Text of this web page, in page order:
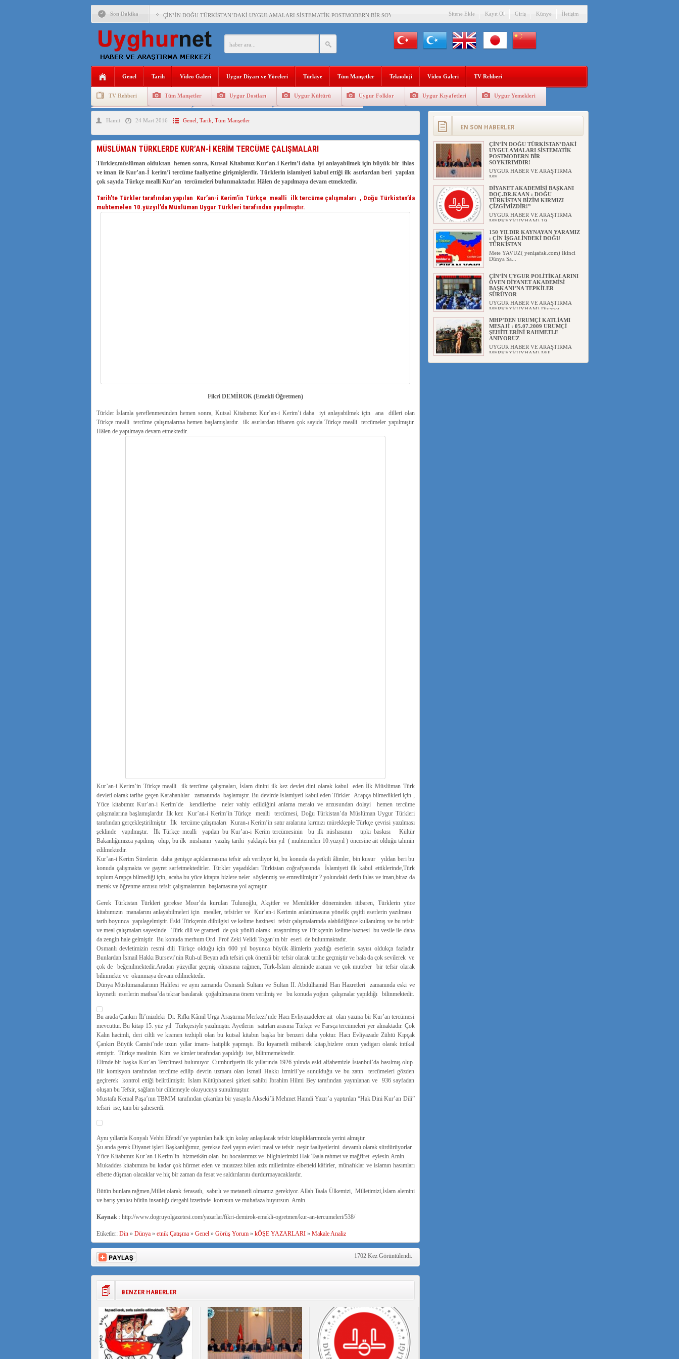
Son Dakika ÇİN’İN DOĞU TÜRKİSTAN’DAKİ UYGULAMALARI SİSTEMATİK POSTMODERN BİR SOYKIRIMDIR!
DİYANET AKADEMİSİ BAŞKANI DOÇ.DR.KAAN : DOĞU TÜRKİSTAN BİZİM KIRMIZI ÇİZGİMİZDİR!”
ÇİN’İN UYGUR POLİTİKALARINI ÖVEN DİYANET AKADEMİSİ BAŞKANI’NA TEPKİLER SÜRÜYOR
MHP’DEN URUMÇİ KATLİAMI MESAJİ : 05.07.2009 URUMÇİ ŞEHİTLERİNİ RAHMETLE ANIYORUZ
İŞGALCİ ÇİN’DEN “FETİHLER SULTANI MEHMET”DİZİSİNE GARİP SANSÜR VE HADSIZ İHTAR
SAADET PARTİSİ İLÇE BAŞKANI : TEMMUZ AYI,DOĞU TÜRKİSTAN İÇİN KATLİAM AYI DEĞİLDİR !
Sitene Ekle Kayıt Ol Giriş Künye İletişim
Genel Tarih Video Galeri Uygur Diyarı ve Yöreleri Türkiye Tüm Manşetler Teknoloji Video Galeri TV Rehberi
TV Rehberi Tüm Manşetler Uygur Dostları Uygur Kültürü Uygur Folklor Uygur Kıyafetleri Uygur Yemekleri
Uygurlarda Düğün ve Cenaze
Hamit 24 Mart 2016 Genel Tarih Tüm Manşetler
MÜSLÜMAN TÜRKLERDE KUR’AN-İ KERİM TERCÜME ÇALIŞMALARI
Türkler,müslüman olduktan hemen sonra, Kutsal Kitabımız Kur’an-i Kerim’i daha iyi anlayabilmek için büyük bir ihlas
ve iman ile Kur’an-İ kerim’i tercüme faaliyetine girişmişlerdir. Türklerin islamiyeti kabul ettiği ilk asırlardan beri yapılan
çok sayıda Türkçe mealli Kur’an tercümeleri bulunmaktadır. Hâlen de yapılmaya devam etmektedir.
Tarih’te Türkler tarafından yapılan Kur’an-i Kerim’in Türkçe mealli ilk tercüme çalışmaları , Doğu Türkistan’da
muhtemelen 10.yüzyıl’da Müslüman Uygur Türkleri tarafından yapılmıştır.
Fikri DEMİROK (Emekli Öğretmen)
Türkler İslamla şereflenmesinden hemen sonra, Kutsal Kitabımız Kur’an-i Kerim’i daha iyi anlayabilmek için ana dilleri olan
Türkçe mealli tercüme çalışmalarına hemen başlamışlardır. ilk asırlardan itibaren çok sayıda Türkçe mealli tercümeler yapılmıştır.
Hâlen de yapılmaya devam etmektedir.
Kur’an-i Kerim’in Türkçe mealli ilk tercüme çalışmaları, İslam dinini ilk kez devlet dini olarak kabul eden İlk Müslüman Türk
devleti olarak tarihe geçen Karahanlılar zamanında başlamıştır. Bu devirde İslamiyeti kabul eden Türkler Arapça bilmedikleri için ,
Yüce kitabımız Kur’an-i Kerim’de kendilerine neler vahiy edildiğini anlama merakı ve arzusundan dolayi hemen tercüme
çalışmalarına başlamışlardır. İlk kez Kur’an-i Kerim’in Türkçe mealli tercümesi, Doğu Türkistan’da Müslüman Uygur Türkleri
tarafından gerçekleştirilmiştir. İlk tercüme çalışmaları Kuran-ı Kerim’in satır aralarına kırmızı mürekkeple Türkçe çevrisi yazılması
şeklinde yapılmıştır. İlk Türkçe mealli yapılan bu Kur’an-i Kerim tercümesinin bu ilk nüshasının tıpkı baskısı Kültür
Bakanlığımızca yapılmış olup, bu ilk nüshanın yazılış tarihi yaklaşık bin yıl ( muhtemelen 10.yüzyıl ) öncesine ait olduğu tahmin
edilmektedir.
Kur’an-i Kerim Sürelerin daha genişçe açıklanmasına tefsir adı veriliyor ki, bu konuda da yetkili âlimler, bin kusur yıldan beri bu
konuda çalışmakta ve gayret sarfetmektedirler. Türkler yaşadıkları Türkistan coğrafyasında İslamiyeti ilk kabul ettiklerinde,Türk
toplum Arapça bilmediği için, acaba bu yüce kitapta bizlere neler söylenmiş ve emredilmiştir ? yolundaki derih ihlas ve iman,biraz da
merak ve öğrenme arzusu tefsir çalışmalarının başlamasına yol açmıştır.
Gerek Türkistan Türkleri gerekse Mısır’da kurulan Tulunoğlu, Akşitler ve Memlükler döneminden itibaren, Türklerin yüce
kitabımızın manalarını anlayabilmeleri için mealler, tefsirler ve Kur’an-i Kerimin anlatılmasına yönelik çeşitli eserlerin yazılması
tarih boyunca yapılagelmiştir. Eski Türkçenin dilbilgisi ve kelime hazinesi tefsir çalışmalarında alabildiğince kullanılmış ve bu tefsir
ve meal çalışmaları sayesinde Türk dili ve grameri de çok yönlü olarak araştırılmış ve Türkçenin kelime haznesi bu vesile ile daha
da zengin hale gelmiştir. Bu konuda merhum Ord. Prof Zeki Velidi Togan’ın bir eseri de bulunmaktadır.
Osmanlı devletimizin resmi dili Türkçe olduğu için 600 yıl boyunca büyük âlimlerin yazdığı eserlerin sayısı oldukça fazladır.
Bunlardan İsmail Hakkı Bursevi’nin Ruh-ul Beyan adlı tefsiri çok önemli bir tefsir olarak tarihe geçmiştir ve hala da çok sevilerek ve
çok de beğenilmektedir.Aradan yüzyıllar geçmiş olmasına rağmen, Türk-İslam aleminde aranan ve çok muteber bir tefsir olarak
bilinmekte ve okunmaya devam edilmektedir.
Dünya Müslümanalarının Halifesi ve aynı zamanda Osmanlı Sultanı ve Sultan II. Abdülhamid Han Hazretleri zamanında eski ve
kıymetli eserlerin matbaa’da tekrar basılarak çoğaltılmasına önem verilmiş ve bu konuda yoğun çalışmalar yapıldığı bilinmektedir.
Bu arada Çankırı İli’mizdeki Dr. Rıfkı Kâmil Urga Araştırma Merkezi’nde Hacı Evliyazadelere ait olan yazma bir Kur’an tercümesi
mevcuttur. Bu kitap 15. yüz yıl Türkçesiyle yazılmıştır. Ayetlerin satırları arasına Türkçe ve Farsça tercümeleri yer almaktadır. Çok
Kalın hacimli, deri ciltli ve kısmen tezhipli olan bu kutsal kitabın başka bir benzeri daha yoktur. Hacı Evliyazade Zühtü Kıpçak
Çankırı Büyük Camisi’nde uzun yıllar imam- hatiplik yapmıştı. Bu kıyametli mübarek kitap,bizlere onun yadigarı olarak intikal
etmiştir. Türkçe mealinin Kim ve kimler tarafından yapıldığı ise, bilinmemektedir.
Elimde bir başka Kur’an Tercümesi bulunuyor. Cumhuriyetin ilk yıllarında 1926 yılında eski alfabemizle İstanbul’da basılmış olup.
Bir komisyon tarafından tercüme edilip devrin uzmanı olan İsmail Hakkı İzmirli’ye sunulduğu ve bu zatın tercümeleri gözden
geçirerek kontrol ettiği belirtilmiştir. İslam Kütüphanesi şirketi sahibi İbrahim Hilmi Bey tarafından yayınlanan ve 936 sayfadan
oluşan bu Tefsir, sağlam bir ciltlemeyle okuyucuya sunulmuştur.
Mustafa Kemal Paşa’nın TBMM tarafından çıkarılan bir yasayla Akseki’li Mehmet Hamdi Yazır’a yaptırılan “Hak Dini Kur’an Dili”
tefsiri ise, tam bir şaheserdi.
Aynı yıllarda Konyalı Vehbi Efendi’ye yaptırılan halk için kolay anlaşılacak tefsir kitaplıklarımızda yerini almıştır.
Şu anda gerek Diyanet işleri Başkanlığımız, gerekse özel yayın evleri meal ve tefsir neşir faaliyetlerini devamlı olarak sürdürüyorlar.
Yüce Kitabımız Kur’an-i Kerim’in hizmetkârı olan bu hocalarımız ve bilginlerimizi Hak Taala rahmet ve mağfiret eylesin.Amin.
Mukaddes kitabımıza bu kadar çok hürmet eden ve muazzez bilen aziz milletimize elbetteki kâfirler, münafıklar ve islamın hasımları
elbette düşman olacaklar ve hiç bir zaman da fesat ve saldırılarını durdurmayacaklardır.
Bütün bunlara rağmen,Millet olarak ferasatlı, sabırlı ve metanetli olmamız gerekiyor. Allah Taala Ülkemizi, Milletimizi,İslam alemini
ve barış yanlısı bütün insanlığı dergahi izzetinde korusun ve muhafaza buyursun. Amin.
Kaynak: http://www.dogruyolgazetesi.com/yazarlar/fikri-demirok-emekli-ogretmen/kur-an-tercumeleri/538/
Etiketler: Din» Dünya» etnik Çatışma» Genel» Görüş Yorum» kÖŞE YAZARLARI» Makale Analiz
1702 Kez Görüntülendi.
BENZER HABERLER
EN SON HABERLER
ANAHTAR PARTİ GENEL
BAŞKANI AĞIRALİOĞLU : ÇİN’İN
UYGUR SOYKIRIMI BİR
HAKİKATTIR!
UYGUR HABER VE ARAŞTIRMA
ÇİN’İN DOĞU TÜRKİSTAN’DAKİ
UYGULAMALARI SİSTEMATİK
POSTMODERN BİR
SOYKIRIMDIR!
UYGUR HABER VE ARAŞTIRMA
ME...
DİYANET AKADEMİSİ BAŞKANI
DOÇ.DR.KAAN : DOĞU
TÜRKİSTAN BİZİM KIRMIZI
ÇİZGİMİZDİR!”
UYGUR HABER VE ARAŞTIRMA
MERKEZİ(UYHAM) 19...
150 YILDIR KAYNAYAN YARAMIZ
: ÇİN İŞGALİNDEKİ DOĞU
TÜRKİSTAN
Mete YAVUZ( yenişafak.com) İkinci
Dünya Sa...
ÇİN’İN UYGUR POLİTİKALARINI
ÖVEN DİYANET AKADEMİSİ
BAŞKANI’NA TEPKİLER
SÜRÜYOR
UYGUR HABER VE ARAŞTIRMA
MERKEZİ(UYHAM) Diyanet
MHP’DEN URUMÇİ KATLİAMI
MESAJİ : 05.07.2009 URUMÇİ
ŞEHİTLERİNİ RAHMETLE
ANIYORUZ
UYGUR HABER VE ARAŞTIRMA
MERKEZİ(UYHAM) Mill...
ÇİN’İN ANKARA BÜYÜKELÇİSİ